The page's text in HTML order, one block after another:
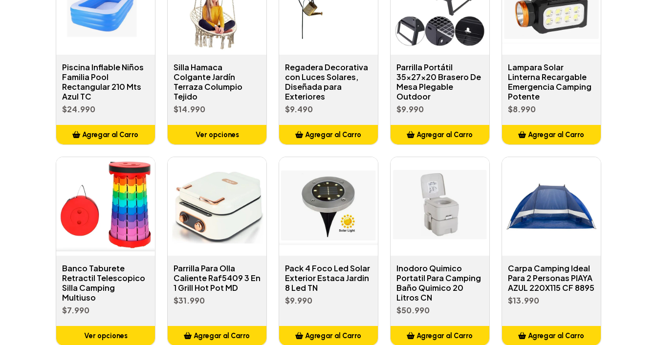
Piscina Inflable Niños
Familia Pool
Rectangular 210 Mts
Azul TC
$24.990
Agregar al Carro
Silla Hamaca
Colgante Jardín
Terraza Columpio
Tejido
$14.990
Ver opciones
Regadera Decorativa
con Luces Solares,
Diseñada para
Exteriores
$9.490
Agregar al Carro
Parrilla Portátil
35x27x20 Brasero De
Mesa Plegable
Outdoor
$9.990
Agregar al Carro
Lampara Solar
Linterna Recargable
Emergencia Camping
Potente
$8.990
Agregar al Carro
Banco Taburete
Retractil Telescopico
Silla Camping
Multiuso
$7.990
Ver opciones
Parrilla Para Olla
Caliente Raf5409 3 En
1 Grill Hot Pot MD
$31.990
Agregar al Carro
Pack 4 Foco Led Solar
Exterior Estaca Jardin
8 Led TN
$9.990
Agregar al Carro
Inodoro Quimico
Portatil Para Camping
Baño Quimico 20
Litros CN
$50.990
Agregar al Carro
Carpa Camping Ideal
Para 2 Personas PlAYA
AZUL 220X115 CF 8895
$13.990
Agregar al Carro